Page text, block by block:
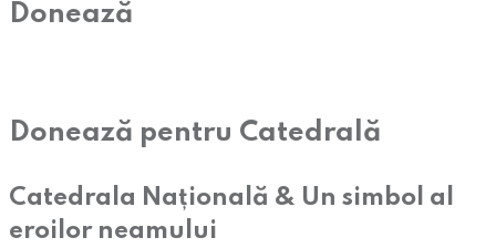
Donează
Donează pentru Catedrală
Catedrala Națională & Un simbol al
eroilor neamului